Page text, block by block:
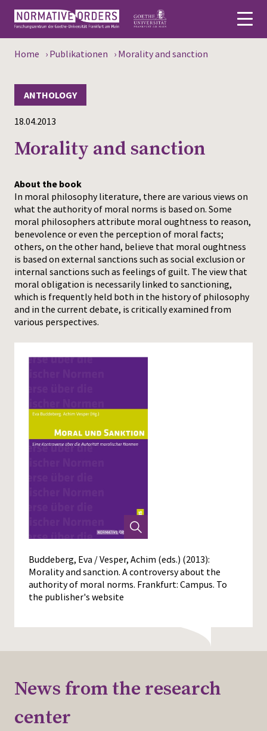
About
News
Persons
Research
Events
Publications
Media
Press
Home › Publikationen › Morality and sanction
18.04.2013
ANTHOLOGY
Morality and sanction
About the book
In moral philosophy literature, there are various views on
what the authority of moral norms is based on. Some
moral philosophers attribute moral oughtness to reason,
benevolence or even the perception of moral facts;
others, on the other hand, believe that moral oughtness
is based on external sanctions such as social exclusion or
internal sanctions such as feelings of guilt. The view that
moral obligation is necessarily linked to sanctioning,
which is frequently held both in the history of philosophy
and in the current debate, is critically examined from
various perspectives.
Buddeberg, Eva / Vesper, Achim (eds.) (2013):
Morality and sanction. A controversy about the
authority of moral norms. Frankfurt: Campus. To
the publisher's website
News from the research
center